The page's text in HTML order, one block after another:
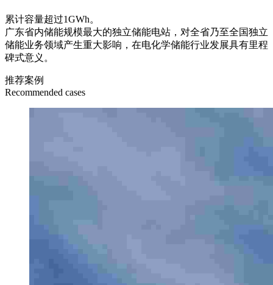
累计容量超过1GWh。
广东省内储能规模最大的独立储能电站，对全省乃至全国独立
储能业务领域产生重大影响，在电化学储能行业发展具有里程
碑式意义。
推荐案例
Recommended cases